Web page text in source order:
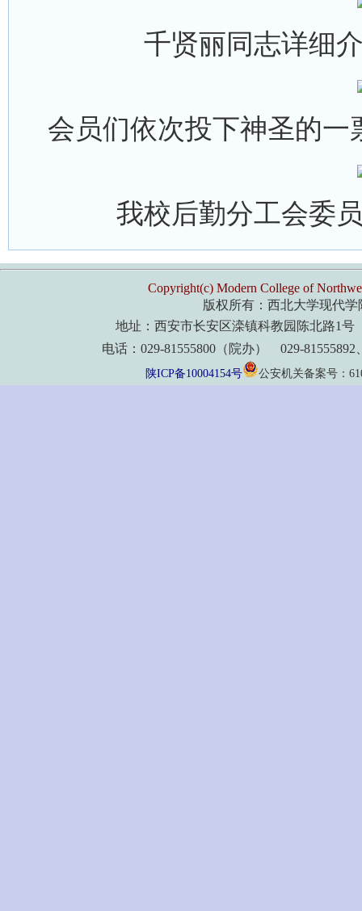
千贤丽同志详细
会员们依次投下神圣的
我校后勤分工会委
Copyright(c) Modern College of
版权所有：西北大学现代学
地址：西安市长安区滦镇科教园陈北路1
电话：029-81555800（院办） 029-81555892
陕ICP备10004154号 公安机关备案号：